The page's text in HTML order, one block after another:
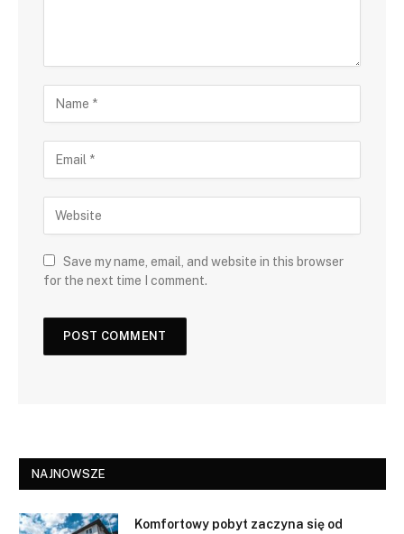
Save my name, email, and website in this browser
for the next time I comment.
NAJNOWSZE
Komfortowy pobyt zaczyna się od